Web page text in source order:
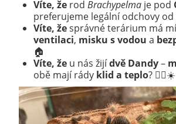
Víte, žerod Brachypelmaje pod
preferujeme legální odchovy od
Víte, žesprávné terárium má
ventilaci, misku s vodou a
🏠
Víte, žeu nás žijídvě Dandy–
obě mají rády klid a teplo? 👯‍♀️☀️